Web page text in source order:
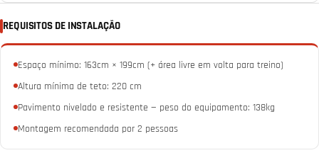
REQUISITOS DE INSTALAÇÃO
Espaço mínimo: 163cm × 199cm (+ área livre em volta para treino)
Altura mínima de teto: 220 cm
Pavimento nivelado e resistente — peso do equipamento: 138kg
Montagem recomendada por 2 pessoas